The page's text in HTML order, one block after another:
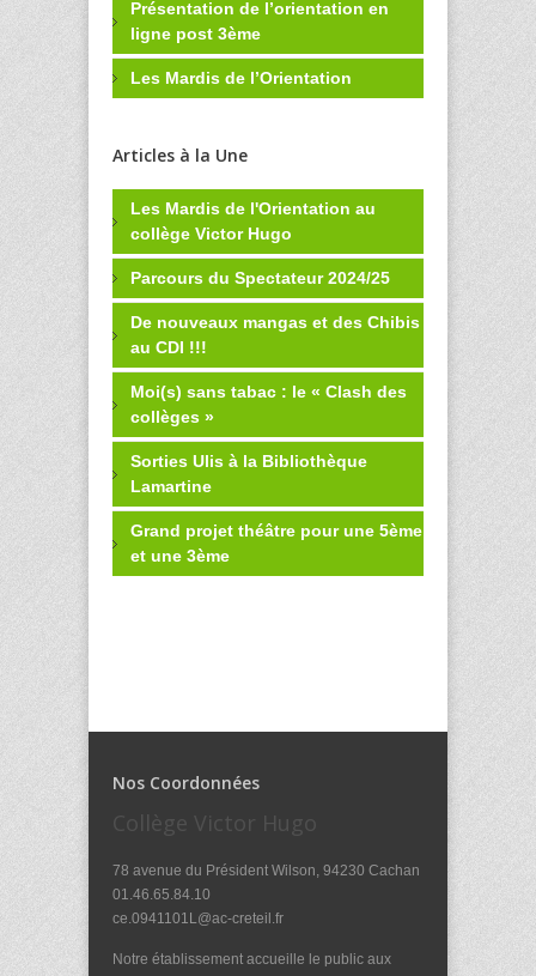
Présentation de l’orientation en
ligne post 3ème
Les Mardis de l’Orientation
Articles à la Une
Les Mardis de l'Orientation au
collège Victor Hugo
Parcours du Spectateur 2024/25
De nouveaux mangas et des Chibis
au CDI !!!
Moi(s) sans tabac : le « Clash des
collèges »
Sorties Ulis à la Bibliothèque
Lamartine
Grand projet théâtre pour une 5ème
et une 3ème
Nos Coordonnées
Collège Victor Hugo
78 avenue du Président Wilson, 94230 Cachan
01.46.65.84.10
ce.0941101L@ac-creteil.fr
Notre établissement accueille le public aux